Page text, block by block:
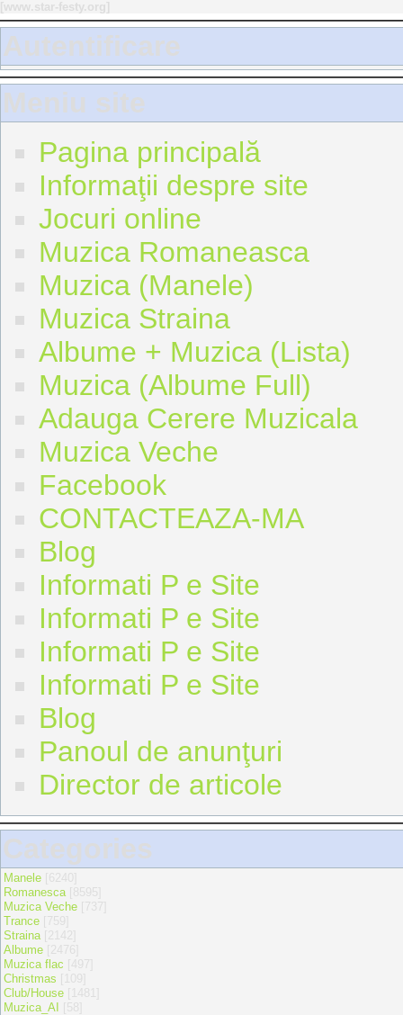
Autentificare
Meniu site
Pagina principală
Informaţii despre site
Jocuri online
Muzica Romaneasca
Muzica (Manele)
Muzica Straina
Albume + Muzica (Lista)
Muzica (Albume Full)
Adauga Cerere Muzicala
Muzica Veche
Facebook
CONTACTEAZA-MA
Blog
Informati P e Site
Informati P e Site
Informati P e Site
Informati P e Site
Blog
Panoul de anunţuri
Director de articole
Categories
Manele
Romanesca
Muzica Veche
Trance
Straina
Albume
Muzica flac
Christmas
Club/House
Muzica_AI